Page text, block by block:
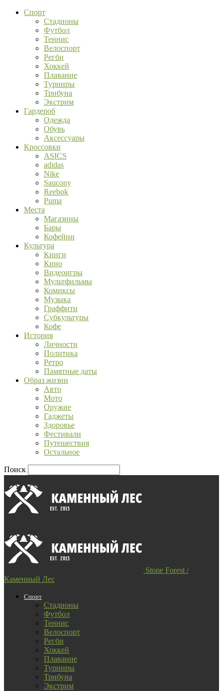
Спорт
Стадионы
Футбол
Теннис
Велоспорт
Регби
Хоккей
Плавание
Турниры
Трибуна
Экстрим
Гардероб
Одежда
Обувь
Аксессуары
Кроссовки
ASICS
adidas
Nike
Saucony
Reebok
Puma
Места
Магазины
Бары
Кофейни
Культура
Книги
Кино
Видеоигры
Мультфильмы
Комиксы
Музыка
Граффити
Субкультуры
Кофе
История
Личности
Политика
Ретро
Памятные даты
Образ жизни
Авто
Мото
Оружие
Гаджеты
Здоровье
Фестивали
Путешествия
Остальное
Поиск
Stone Forest /
Каменный Лес
Спорт
Стадионы
Футбол
Теннис
Велоспорт
Регби
Хоккей
Плавание
Турниры
Трибуна
Экстрим